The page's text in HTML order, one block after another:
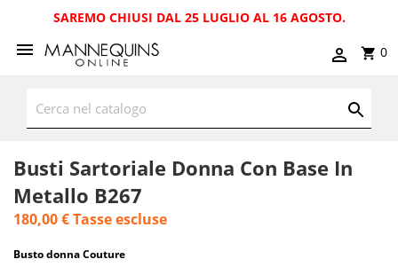
SAREMO CHIUSI DAL 25 LUGLIO AL 16 AGOSTO.
0
Busti Sartoriale Donna Con Base In
Metallo B267
180,00 €Tasse escluse
Busto donna Couture